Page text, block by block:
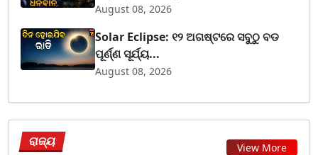
August 08, 2026
Solar Eclipse: ୧୨ ଅଗଷ୍ଟରେ ସବୁଠୁ ବଡ
ପୂର୍ଣ୍ଣ ସୂର୍ଯ୍ୟ...
August 08, 2026
ରାଜ୍ୟ View More